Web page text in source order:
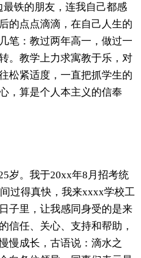
铁的朋友，连我自己都感
的点点滴滴，在自己人生的
笔：教过两年高一，做过一
。教学上力求寓教于乐，对
松紧适度，一直把抓学生的
，算是个人本主义的信奉
岁。我于20xx年8月招考统
过得真快，我来xxxx学校工
子里，让我感同身受的是来
信任、关心、支持和帮助，
慢成长，古语说：滴水之